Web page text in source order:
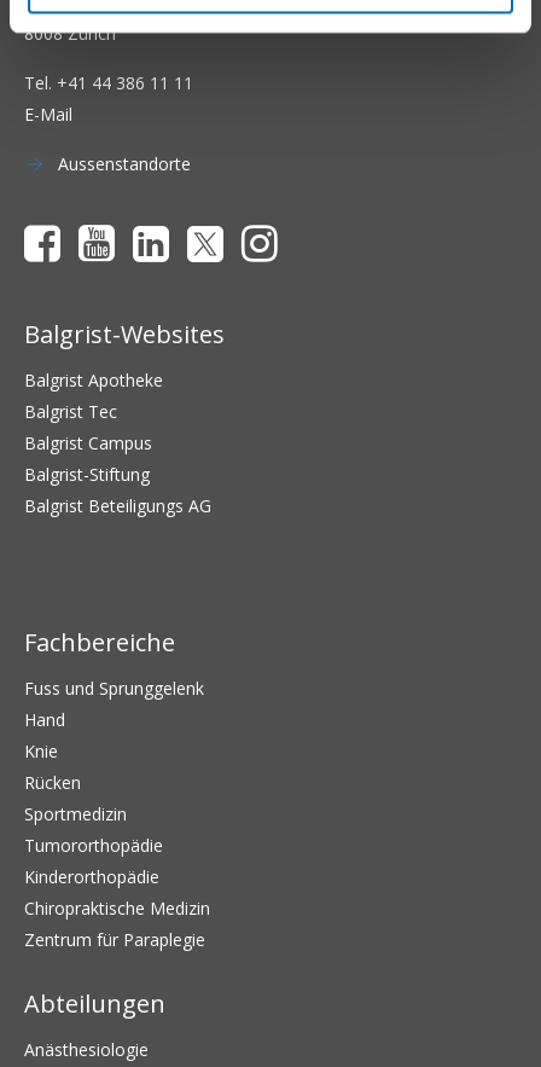
8008 Zürich
Tel. +41 44 386 11 11
E-Mail
Aussenstandorte
Balgrist-Websites
Balgrist Apotheke
Balgrist Tec
Balgrist Campus
Balgrist-Stiftung
Balgrist Beteiligungs AG
Fachbereiche
Fuss und Sprunggelenk
Hand
Knie
Rücken
Sportmedizin
Tumororthopädie
Kinderorthopädie
Chiropraktische Medizin
Zentrum für Paraplegie
Abteilungen
Anästhesiologie